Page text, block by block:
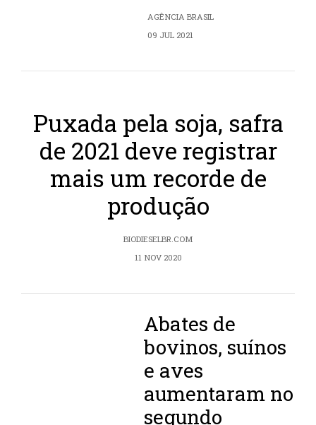
AGÊNCIA BRASIL
09 JUL 2021
Puxada pela soja, safra
de 2021 deve registrar
mais um recorde de
produção
BIODIESELBR.COM
11 NOV 2020
Abates de
bovinos, suínos
e aves
aumentaram no
segundo